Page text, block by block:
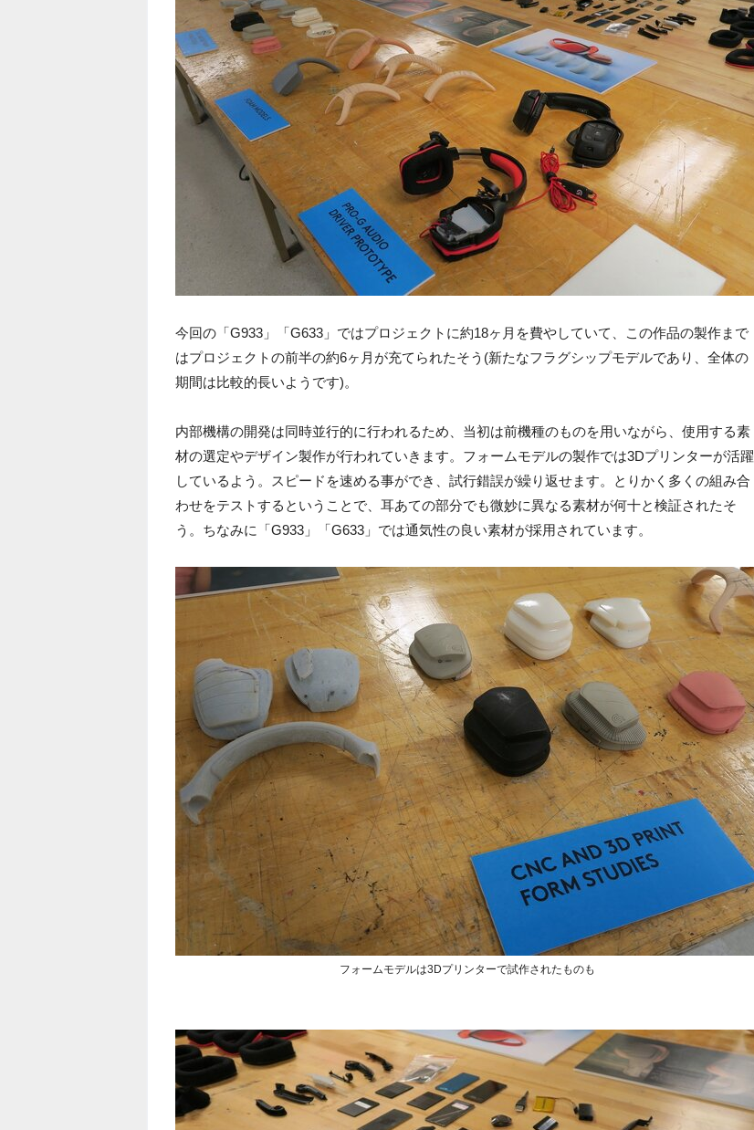
今回の「G933」「G633」ではプロジェクトに約18ヶ月を費やしていて、この作品の製作まで
はプロジェクトの前半の約6ヶ月が充てられたそう(新たなフラグシップモデルであり、全体の
期間は比較的長いようです)。
内部機構の開発は同時並行的に行われるため、当初は前機種のものを用いながら、使用する素
材の選定やデザイン製作が行われていきます。フォームモデルの製作では3Dプリンターが活躍
しているよう。スピードを速める事ができ、試行錯誤が繰り返せます。とりかく多くの組み合
わせをテストするということで、耳あての部分でも微妙に異なる素材が何十と検証されたそ
う。ちなみに「G933」「G633」では通気性の良い素材が採用されています。
フォームモデルは3Dプリンターで試作されたものも